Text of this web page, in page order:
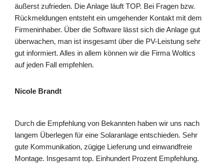
äußerst zufrieden. Die Anlage läuft TOP. Bei Fragen bzw.
Rückmeldungen entsteht ein umgehender Kontakt mit dem
Firmeninhaber. Über die Software lässt sich die Anlage gut
überwachen, man ist insgesamt über die PV-Leistung sehr
gut informiert. Alles in allem können wir die Firma Woltics
auf jeden Fall empfehlen.
Nicole Brandt
Durch die Empfehlung von Bekannten haben wir uns nach
langem Überlegen für eine Solaranlage entschieden. Sehr
gute Kommunikation, zügige Lieferung und einwandfreie
Montage. Insgesamt top. Einhundert Prozent Empfehlung.